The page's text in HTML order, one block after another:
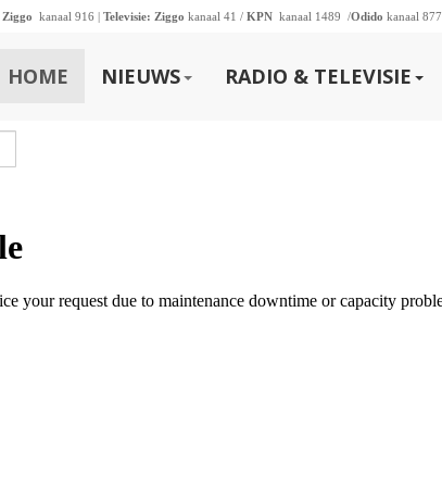
Ziggo kanaal 916 | Televisie: Ziggo kanaal 41 / KPN kanaal 1489 /Odido kanaal 877
HOME NIEUWS RADIO & TELEVISIE